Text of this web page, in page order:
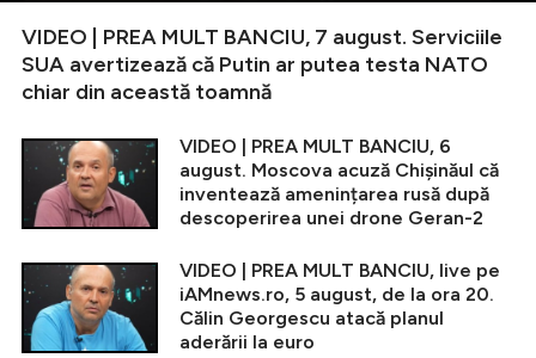
VIDEO | PREA MULT BANCIU, 7 august. Serviciile
SUA avertizează că Putin ar putea testa NATO
chiar din această toamnă
VIDEO | PREA MULT BANCIU, 6
august. Moscova acuză Chișinăul că
inventează amenințarea rusă după
descoperirea unei drone Geran-2
VIDEO | PREA MULT BANCIU, live pe
iAMnews.ro, 5 august, de la ora 20.
Călin Georgescu atacă planul
aderării la euro